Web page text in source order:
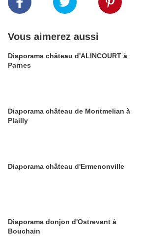
Vous aimerez aussi
Diaporama château d'ALINCOURT à
Parnes
Diaporama château de Montmelian à
Plailly
Diaporama château d'Ermenonville
Diaporama donjon d'Ostrevant à
Bouchain